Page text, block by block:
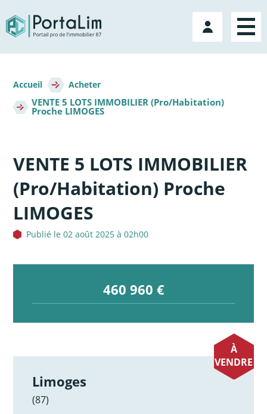
directement
au
contenu
Mon
compte
d'Ariane
Accueil Acheter
VENTE 5 LOTS IMMOBILIER (Pro/Habitation)
Proche LIMOGES
VENTE 5 LOTS IMMOBILIER
(Pro/Habitation) Proche
LIMOGES
Publié le 02 août 2025 à 02h00
460 960 €
À
VENDRE
Limoges
(87)